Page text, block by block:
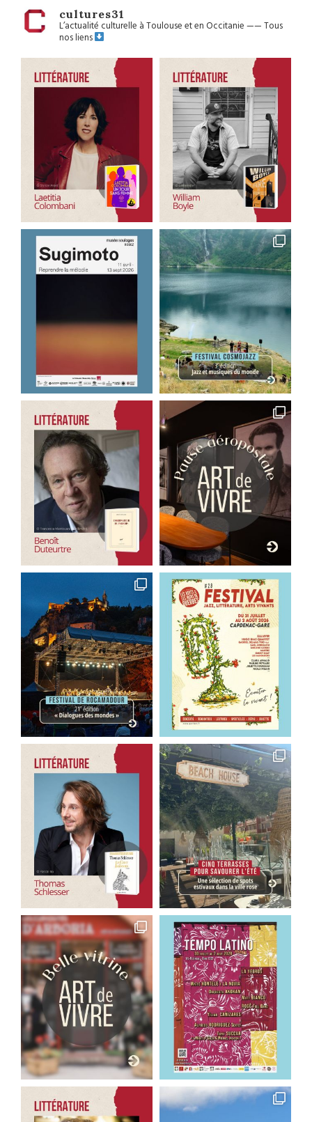
cultures31
L’actualité culturelle à Toulouse et en Occitanie——Tous
nos liens